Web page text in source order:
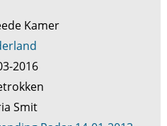
Kamer
2016
Smit